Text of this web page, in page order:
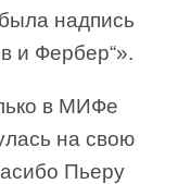
надпись
и Фербер“».
в МИФе
на свою
Пьеру